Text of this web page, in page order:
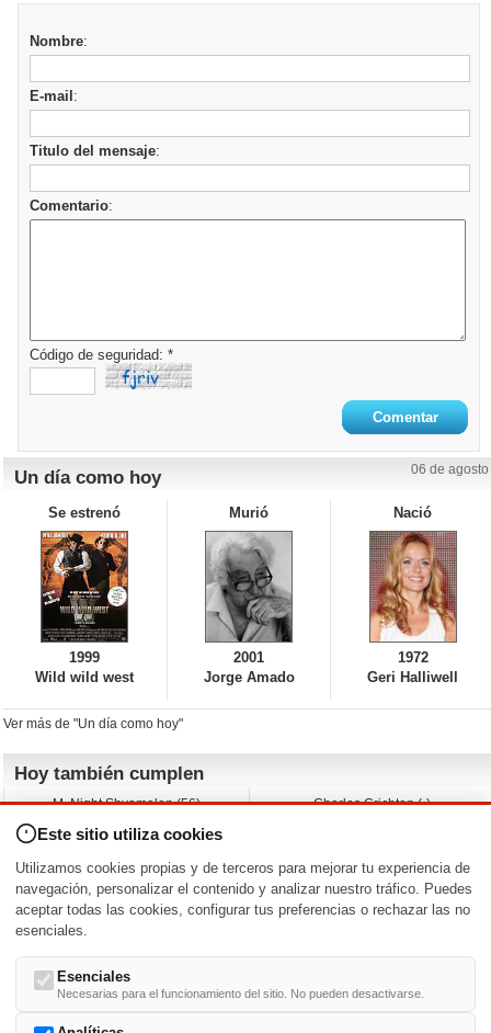
Nombre:
E-mail :
Titulo del mensaje:
Comentario:
Código de seguridad: *
Un día como hoy 06 de agosto
Se estrenó
1999
Wild wild west
Murió
2001
Jorge Amado
Nació
1972
Geri Halliwell
Ver más de "Un día como hoy"
Hoy también cumplen
M. Night Shyamalan (56)
Andy Warhol (98)
Melissa George (50)
Vera Farmiga (53)
Charles Crichton (-)
Jeremy Ratchford (61)
Jason O’Mara (54)
Nacimientos y estrenos en la fecha
DD/MM /
Este sitio utiliza cookies
Utilizamos cookies propias y de terceros para mejorar tu experiencia de
navegación, personalizar el contenido y analizar nuestro tráfico. Puedes
aceptar todas las cookies, configurar tus preferencias o rechazar las no
esenciales.
Esenciales
Necesarias para el funcionamiento del sitio. No pueden desactivarse.